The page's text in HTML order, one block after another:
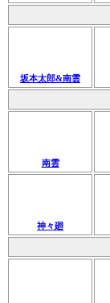
坂本太郎&南雲
南雲
神々廻